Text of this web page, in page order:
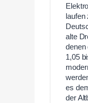
alte
denen
1,05
es
der